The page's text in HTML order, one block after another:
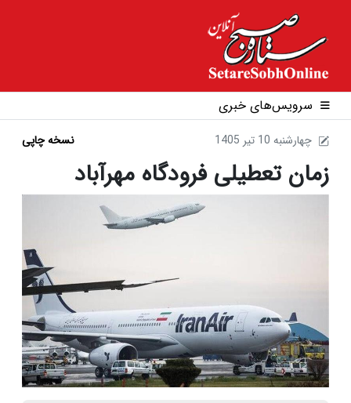
سرویس‌های خبری
1405 چهارشنبه 10 تير نسخه چاپی
زمان تعطیلی فرودگاه مهرآباد